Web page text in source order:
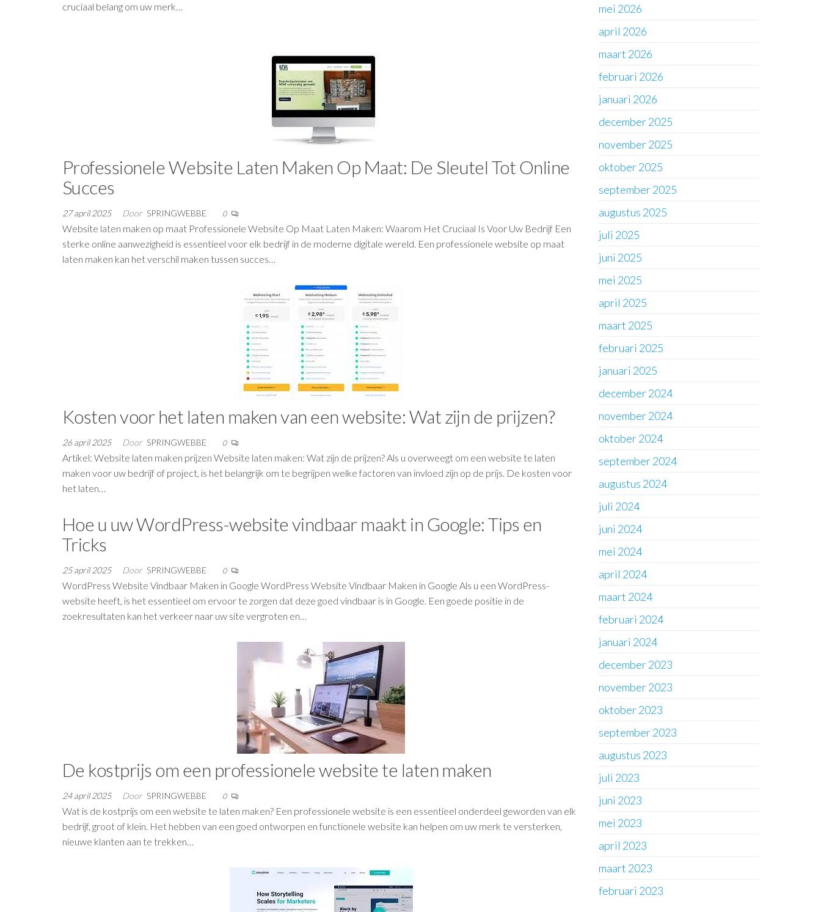
cruciaal belang om uw merk…
Professionele Website Laten Maken Op Maat: De Sleutel Tot Online
Succes
27 april 2025 Door SPRINGWEBBE 0
Website laten maken op maat Professionele Website Op Maat Laten Maken: Waarom Het Cruciaal Is Voor Uw Bedrijf Een
sterke online aanwezigheid is essentieel voor elk bedrijf in de moderne digitale wereld. Een professionele website op maat
laten maken kan het verschil maken tussen succes…
Kosten voor het laten maken van een website: Wat zijn de prijzen?
26 april 2025 Door SPRINGWEBBE 0
Artikel: Website laten maken prijzen Website laten maken: Wat zijn de prijzen? Als u overweegt om een website te laten
maken voor uw bedrijf of project, is het belangrijk om te begrijpen welke factoren van invloed zijn op de prijs. De kosten voor
het laten…
Hoe u uw WordPress-website vindbaar maakt in Google: Tips en
Tricks
25 april 2025 Door SPRINGWEBBE 0
WordPress Website Vindbaar Maken in Google WordPress Website Vindbaar Maken in Google Als u een WordPress-
website heeft, is het essentieel om ervoor te zorgen dat deze goed vindbaar is in Google. Een goede positie in de
zoekresultaten kan het verkeer naar uw site vergroten en…
De kostprijs om een professionele website te laten maken
24 april 2025 Door SPRINGWEBBE 0
Wat is de kostprijs om een website te laten maken? Een professionele website is een essentieel onderdeel geworden van elk
bedrijf, groot of klein. Het hebben van een goed ontworpen en functionele website kan helpen om uw merk te versterken,
nieuwe klanten aan te trekken…
mei 2026
april 2026
maart 2026
februari 2026
januari 2026
december 2025
november 2025
oktober 2025
september 2025
augustus 2025
juli 2025
juni 2025
mei 2025
april 2025
maart 2025
februari 2025
januari 2025
december 2024
november 2024
oktober 2024
september 2024
augustus 2024
juli 2024
juni 2024
mei 2024
april 2024
maart 2024
februari 2024
januari 2024
december 2023
november 2023
oktober 2023
september 2023
augustus 2023
juli 2023
juni 2023
mei 2023
april 2023
maart 2023
februari 2023